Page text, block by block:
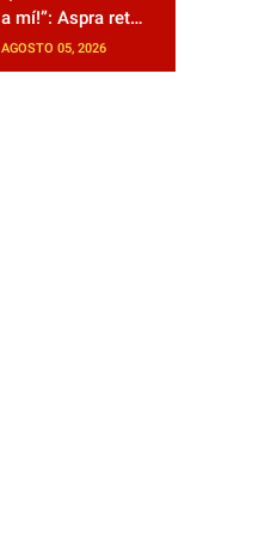
a mí!”: Aspra reta
a JOH y exige que
siga tras las rejas
AGOSTO 05, 2026